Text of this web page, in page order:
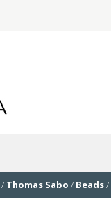
/ Thomas Sabo / Beads/